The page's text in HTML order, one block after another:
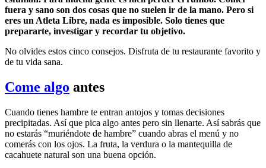
fuera y sano son dos cosas que no suelen ir de la mano. Pero si
eres un Atleta Libre, nada es imposible. Solo tienes que
prepararte, investigar y recordar tu objetivo.
No olvides estos cinco consejos. Disfruta de tu restaurante favorito y
de tu vida sana.
Come algo antes
Cuando tienes hambre te entran antojos y tomas decisiones
precipitadas. Así que pica algo antes pero sin llenarte. Así sabrás que
no estarás “muriéndote de hambre” cuando abras el menú y no
comerás con los ojos. La fruta, la verdura o la mantequilla de
cacahuete natural son una buena opción.